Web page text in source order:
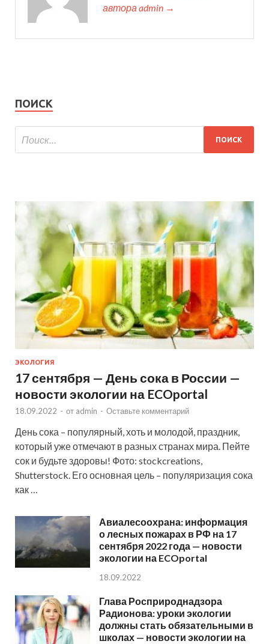
автора admin →
ПОИСК
ЭКОЛОГИЯ
17 сентября — День сока в России —
новости экологии на ECOportal
18.09.2022 - от admin - Оставьте комментарий
День сока – популярный, хоть и молодой, праздник,
который уже отмечают в разных странах мира. Пейте
сок и будьте здоровы! Фото: stockcreations,
Shutterstock. Его основная цель – популяризация сока
как …
Авиалесоохрана: информация
о лесных пожарах в РФ на 17
сентября 2022 года — новости
экологии на ECOportal
18.09.2022
Глава Росприроднадзора
Радионова: уроки экологии
должны стать обязательными в
школах — новости экологии на